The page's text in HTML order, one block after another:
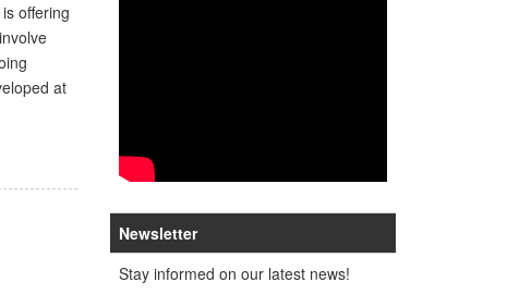
offering
at
Newsletter
Stay informed on our latest news!